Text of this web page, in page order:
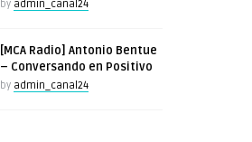
by admin_canal24
[MCA Radio] Antonio Bentue
– Conversando en Positivo
by admin_canal24